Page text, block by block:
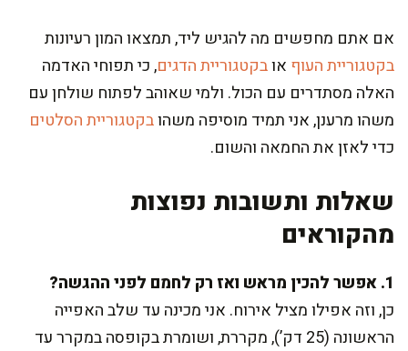
אם אתם מחפשים מה להגיש ליד, תמצאו המון רעיונות
בקטגוריית העוף אובקטגוריית הדגים, כי תפוחי האדמה
האלה מסתדרים עם הכול. ולמי שאוהב לפתוח שולחן עם
משהו מרענן, אני תמיד מוסיפה משהובקטגוריית הסלטים
כדי לאזן את החמאה והשום.
שאלות ותשובות נפוצות
מהקוראים
1. אפשר להכין מראש ואז רק לחמם לפני ההגשה?
כן, וזה אפילו מציל אירוח. אני מכינה עד שלב האפייה
הראשונה (25 דק’), מקררת, ושומרת בקופסה במקרר עד